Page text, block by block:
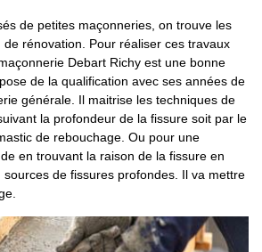
de petites maçonneries, on trouve les
rénovation. Pour réaliser ces travaux
Debart Richy est une bonne
de la qualification avec ses années de
générale. Il maitrise les techniques de
la profondeur de la fissure soit par le
de rebouchage. Ou pour une
en trouvant la raison de la fissure en
de fissures profondes. Il va mettre